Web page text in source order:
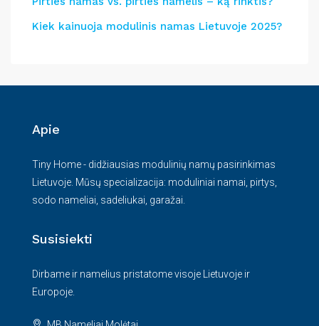
Kiek kainuoja modulinis namas Lietuvoje 2025?
Apie
Tiny Home - didžiausias modulinių namų pasirinkimas
Lietuvoje. Mūsų specializacija: moduliniai namai, pirtys,
sodo nameliai, sadeliukai, garažai.
Susisiekti
Dirbame ir namelius pristatome visoje Lietuvoje ir
Europoje.